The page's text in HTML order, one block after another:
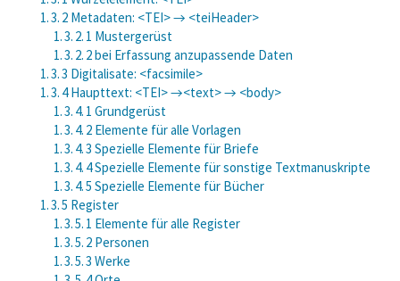
1. 3. 2 Metadaten: <TEI> → <teiHeader>
1. 3. 2. 1 Mustergerüst
1. 3. 2. 2 bei Erfassung anzupassende Daten
1. 3. 3 Digitalisate: <facsimile>
1. 3. 4 Haupttext: <TEI> →<text> → <body>
1. 3. 4. 1 Grundgerüst
1. 3. 4. 2 Elemente für alle Vorlagen
1. 3. 4. 3 Spezielle Elemente für Briefe
1. 3. 4. 4 Spezielle Elemente für sonstige Textmanuskripte
1. 3. 4. 5 Spezielle Elemente für Bücher
1. 3. 5 Register
1. 3. 5. 1 Elemente für alle Register
1. 3. 5. 2 Personen
1. 3. 5. 3 Werke